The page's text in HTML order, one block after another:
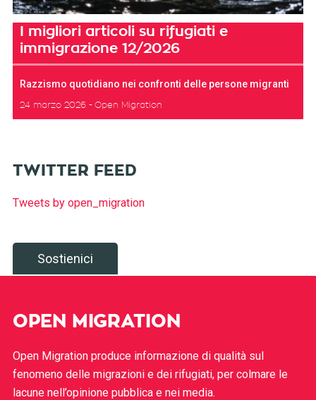
I migliori articoli su rifugiati e
immigrazione 12/2026
Razzismo quotidiano nei confronti delle persone migranti
24 marzo 2026 Open Migration
TWITTER FEED
Tweets by open_migration
Sostienici
OPEN MIGRATION
Open Migration produce informazione di qualità sul
fenomeno delle migrazioni e dei rifugiati, per colmare le
lacune nell’opinione pubblica e nei media.